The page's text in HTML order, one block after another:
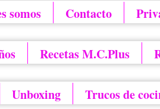
somos Contacto
Recetas M.C.Plus
Unboxing Trucos de